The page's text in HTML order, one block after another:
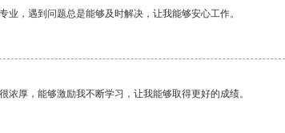
业，遇到问题总是能够及时解决，让我能够安心工作。
浓厚，能够激励我不断学习，让我能够取得更好的成绩。